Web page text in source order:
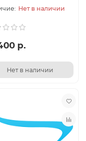
Нет в наличии
р.
Нет в наличии